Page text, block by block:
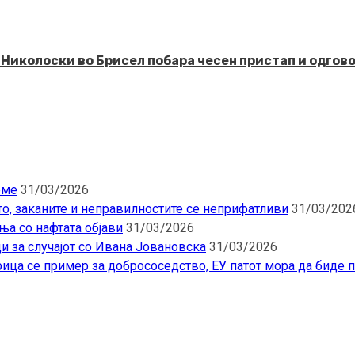
во Брисел побара чесен пристап и
31/03/2026
заканите и неправилностите се неприфатливи 31/03/
со нафтата објави 31/03/2026
за случајот со Ивана Јовановска 31/03/2026
се пример за добрососедство, ЕУ патот мора да биде